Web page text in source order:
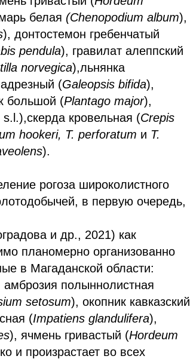
белая (Chenopodium album),
), донтостемон гребенчатый
pendula), гравилат алеппский
norvegica),льнянка
(Galeopsis bifida),
большой (Plantago major),
s.l.),скерда кровельная (Crepis
hookeri, T. perforatum и T.
).
рогоза широколистного
в первую очередь,
и др., 2021) как
планомерно организованно
в Магаданской области:
амброзия полыннолистная
setosum), окопник кавказский
(Impatiens glandulifera),
), ячмень гривастый (Hordeum
и произрастает во всех